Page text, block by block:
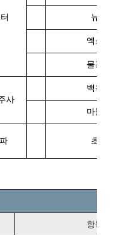
뉴라
엑소마
물광주
사
백옥주
마늘주
초음
항목별